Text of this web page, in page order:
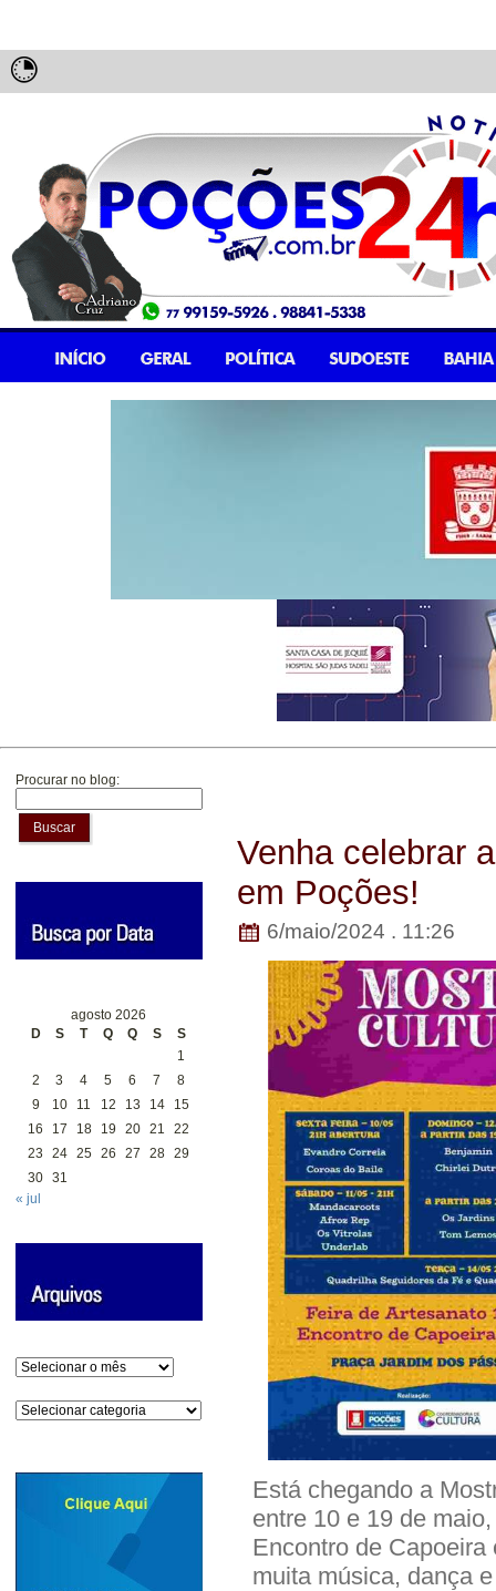
Procurar no blog:
Buscar
agosto 2026
D
S T Q Q S
S
1
2
3 4 5 6 7
8
9
10 11 12 13 14
15
16
17 18 19 20 21
22
23
24 25 26 27 28 29
30 31
« jul
Arquivos
Categorias
Venha celebrar
em Poções!
6/maio/2024 . 11:26
Está chegando a
entre 10 e 19 de
Encontro de
muita música, dança